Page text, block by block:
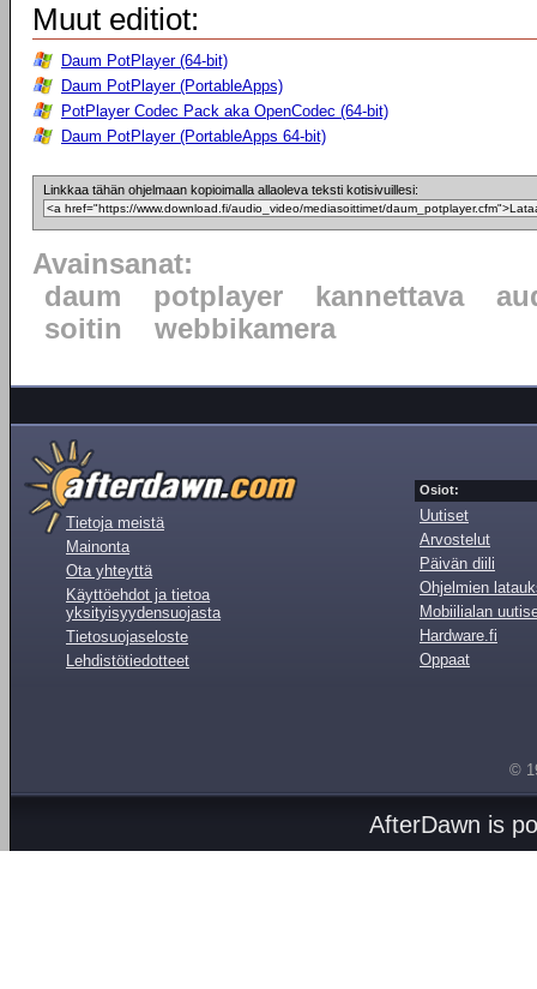
Muut editiot:
Daum PotPlayer (64-bit)
Daum PotPlayer (PortableApps)
PotPlayer Codec Pack aka OpenCodec (64-bit)
Daum PotPlayer (PortableApps 64-bit)
Linkkaa tähän ohjelmaan kopioimalla allaoleva teksti kotisivuillesi:
Avainsanat:
daum
potplayer kannettava
soitin
webbikamera
Tietoja meistä
Mainonta
Ota yhteyttä
Käyttöehdot ja tietoa
yksityisyydensuojasta
Tietosuojaseloste
Lehdistötiedotteet
Osiot:
Uutiset
Arvostelut
Päivän diili
Ohjelmien
Mobiilialan
Hardware.fi
Oppaat
©
AfterDawn is